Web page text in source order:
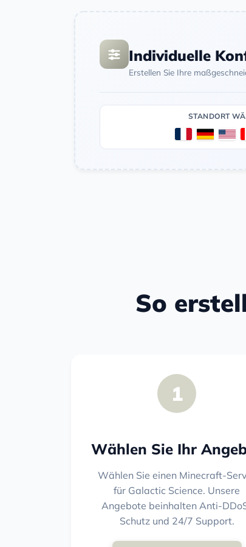
Individuelle
Erstellen Sie Ihre
STANDORT
So
1
Wählen Sie Ihr
Wählen Sie einen Minecraft-
für Galactic Science. Unsere
Angebote beinhalten Anti-
Schutz und 24/7 Support.